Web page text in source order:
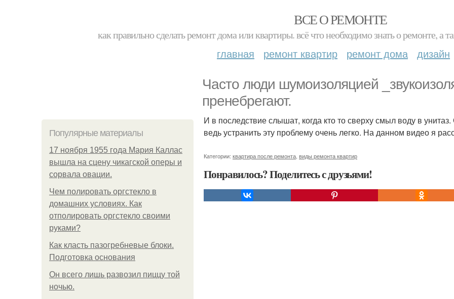
ВСЕ О РЕМОНТЕ
как правильно сделать ремонт дома или квартиры. всё что необходимо знать о ремонте,
главная ремонт квартир ремонт дома дизайн
Часто люди шумоизоляцией
пренебрегают.
Популярные материалы
17 ноября 1955 года Мария Каллас
вышла на сцену чикагской оперы и
сорвала овации.
Чем полировать оргстекло в
домашних условиях. Как
отполировать оргстекло своими
руками?
Как класть пазогребневые блоки.
Подготовка основания
Он всего лишь развозил пиццу той
ночью.
И в последствие слышат, когда кто то сверху смыл воду в
ведь устранить эту проблему очень легко. На данном видео я
Категории: квартира после ремонта виды ремонта квартир
Понравилось? Поделитесь с друзьями!